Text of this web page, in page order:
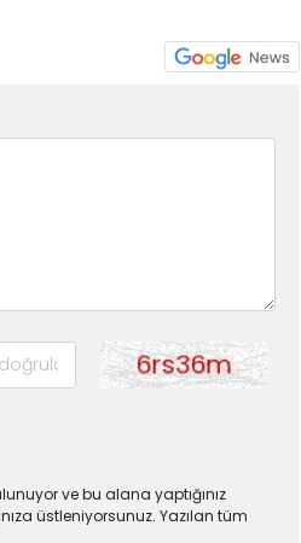
ve bu alana yaptığınız
üstleniyorsunuz. Yazılan tüm